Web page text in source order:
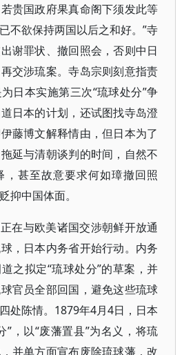
贵国政府果真命阁下须发此等
不欲保持两国以后之和好。”寺
谢罪状、撤回照会，否则中日
交涉琉案。寺岛宗则刻意指责
日本实施第三次“琉球处分”争
日本的计划，还试图找寺岛澄
藤博文解释情由，但日本为了
延与清朝谈判的时间，自然不
，甚至故意要求何如璋撤回照
抑中国体面。
在与欧美诸国交涉朝鲜开放通
，日本内务省开始行动。内务
之拟定“琉球处分”的草案，并
官员全部回国，避免这些琉球
处陈情。1879年4月4日，日本
”，以“废藩置县”为名义，将琉
并单方面宣布废除琉球藩，改